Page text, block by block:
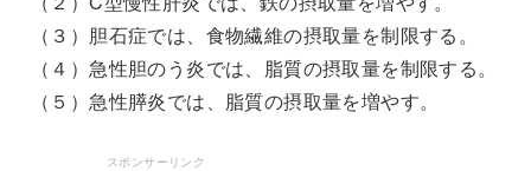
（３）胆石症では、食物繊維の摂取量を制限する。
（４）急性胆のう炎では、脂質の摂取量を制限する。
（５）急性膵炎では、脂質の摂取量を増やす。
スポンサーリンク